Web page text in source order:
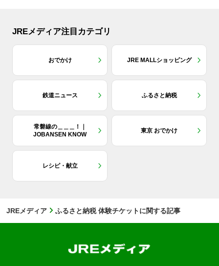
JREメディア注目カテゴリ
おでかけ JRE MALLショッピング
鉄道ニュース ふるさと納税
常磐線の＿＿＿！｜
JOBANSEN KNOW
東京 おでかけ
レシピ・献立
JREメディア ふるさと納税 体験チケットに関する記事